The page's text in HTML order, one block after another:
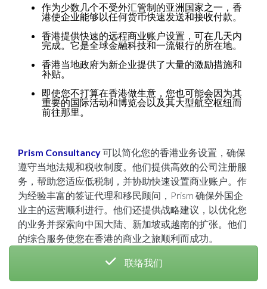
作为少数几个不受外汇管制的亚洲国家之一，香
港使企业能够以任何货币快速发送和接收付款。
香港提供快速的远程商业账户设置，可在几天内
完成。它是全球金融科技和一流银行的所在地。
香港当地政府为新企业提供了大量的激励措施和
补贴。
即使您不打算在香港做生意，您也可能会因为其
重要的国际活动和博览会以及其大型航空枢纽而
前往那里。
Prism Consultancy可以简化您的香港业务设置，确保
遵守当地法规和税收制度。他们提供高效的公司注册服
务，帮助您适应低税制，并协助快速设置商业账户。作
为经验丰富的签证代理和移民顾问，Prism 确保外国企
业主的运营顺利进行。他们还提供战略建议，以优化您
的业务并探索向中国大陆、新加坡或越南的扩张。他们
的综合服务使您在香港的商业之旅顺利而成功。
联络我们